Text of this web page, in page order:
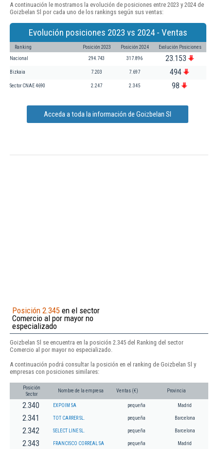
A continuación le mostramos la evolución de posiciones entre 2023 y 2024 de
Goizbelan Sl por cada uno de los rankings según sus ventas:
Evolución posiciones 2023 vs 2024 - Ventas
Ranking Posición 2023 Posición 2024 Evolución Posiciones
Nacional 294.743 317.896 23.153
Bizkaia 7.203 7.697 494
Sector CNAE 4690 2.247 2.345 98
Acceda a toda la información de Goizbelan Sl
Posición 2.345 en el sector
Comercio al por mayor no
especializado
Goizbelan Sl se encuentra en la posición 2.345 del Ranking del sector
Comercio al por mayor no especializado.
A continuación podrá consultar la posición en el ranking de Goizbelan Sl y
empresas con posiciones similares:
Posición
Sector
Nombre de la empresa Ventas (€) Provincia
2.340 EXPOIM SA pequeña Madrid
2.341 TOT CARRER SL. pequeña Barcelona
2.342 SELECT LINE SL. pequeña Barcelona
2.343 FRANCISCO CORREAL SA pequeña Madrid